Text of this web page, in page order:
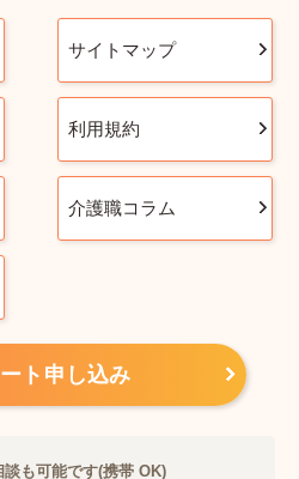
サイトマップ
利用規約
介護職コラム
ト申し込み
談も可能です(携帯 OK)